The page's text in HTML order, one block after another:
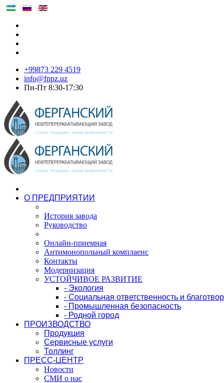
+99873 229 4519
info@fnpz.uz
Пн-Пт 8:30-17:30
О ПРЕДПРИЯТИИ
История завода
Руководство
Онлайн-приемная
Антимонопольный комплаенс
Контакты
Модернизация
УСТОЙЧИВОЕ РАЗВИТИЕ
- Экология
- Социальная ответственность и
- Промышленная безопасность
- Родной город
ПРОИЗВОДСТВО
Продукция
Сервисные услуги
Толлинг
ПРЕСС-ЦЕНТР
Новости
СМИ о нас